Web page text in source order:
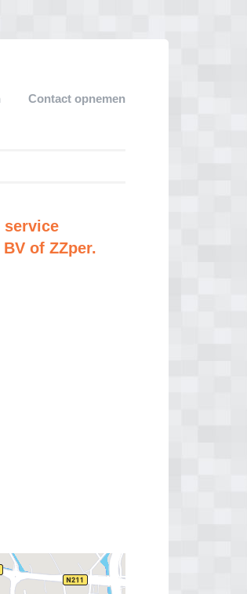
Contact opnemen
service
of ZZper.